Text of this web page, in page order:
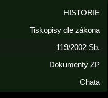
HISTORIE
Tiskopisy dle zákona
119/2002 Sb.
Dokumenty ZP
Chata